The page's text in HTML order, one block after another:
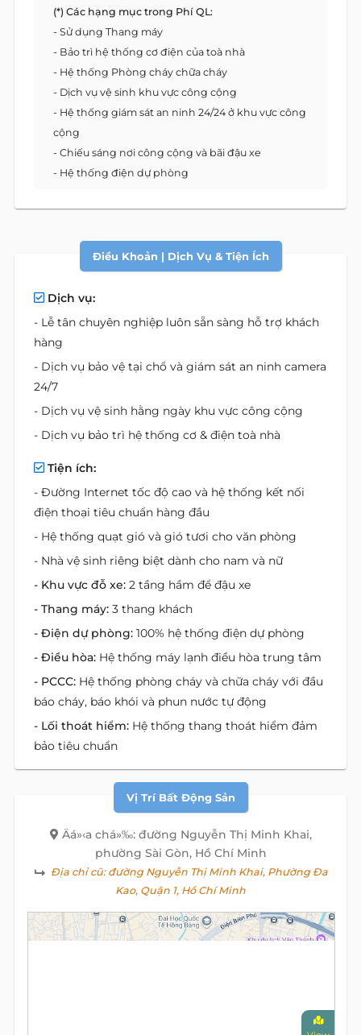
(*) Các hạng mục trong Phí QL:
- Sử dụng Thang máy
- Bảo trì hệ thống cơ điện của toà nhà
- Hệ thống Phòng cháy chữa cháy
- Dịch vụ vệ sinh khu vực công cộng
- Hệ thống giám sát an ninh 24/24 ở khu vực công
cộng
- Chiếu sáng nơi công cộng và bãi đậu xe
- Hệ thống điện dự phòng
Điều Khoản | Dịch Vụ & Tiện Ích
Dịch vụ:
- Lễ tân chuyên nghiệp luôn sẵn sàng hỗ trợ khách
hàng
- Dịch vụ bảo vệ tại chổ và giám sát an ninh camera
24/7
- Dịch vụ vệ sinh hằng ngày khu vực công cộng
- Dịch vụ bảo trì hệ thống cơ & điện toà nhà
Tiện ích:
- Đường Internet tốc độ cao và hệ thống kết nối
điện thoại tiêu chuẩn hàng đầu
- Hệ thống quạt gió và gió tươi cho văn phòng
- Nhà vệ sinh riêng biệt dành cho nam và nữ
- Khu vực đỗ xe: 2 tầng hầm để đậu xe
- Thang máy: 3 thang khách
- Điện dự phòng: 100% hệ thống điện dự phòng
- Điều hòa: Hệ thống máy lạnh điều hòa trung tâm
- PCCC: Hệ thống phòng cháy và chữa cháy với đầu
báo cháy, báo khói và phun nước tự động
- Lối thoát hiểm: Hệ thống thang thoát hiểm đảm
bảo tiêu chuẩn
Vị Trí Bất Động Sản
Äá»‹a chá»‰: đường Nguyễn Thị Minh Khai,
phường Sài Gòn, Hồ Chí Minh
Địa chỉ cũ:đường Nguyễn Thị Minh Khai, Phường Đa
Kao, Quận 1, Hồ Chí Minh